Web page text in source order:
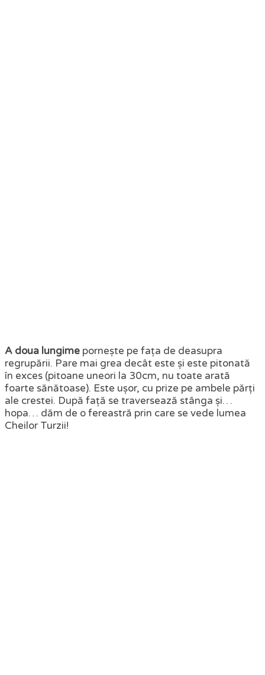
A doua lungime pornește pe fața de deasupra
regrupării. Pare mai grea decât este și este pitonată
în exces (pitoane uneori la 30cm, nu toate arată
foarte sănătoase). Este ușor, cu prize pe ambele părți
ale crestei. După față se traversează stânga și…
hopa… dăm de o fereastră prin care se vede lumea
Cheilor Turzii!